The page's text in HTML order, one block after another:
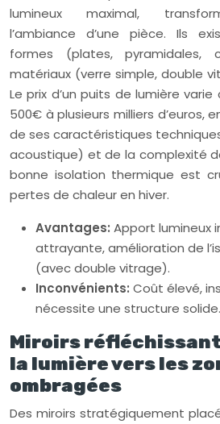
lumineux maximal,
l’ambiance d’une pièce. Ils
formes (plates, pyramidales,
matériaux (verre simple, double
Le prix d’un puits de lumière
500€ à plusieurs milliers d’euros,
de ses caractéristiques
acoustique) et de la complexité
bonne isolation thermique est
pertes de chaleur en hiver.
Avantages: Apport lumineux
attrayante, amélioration de
(avec double vitrage).
Inconvénients: Coût élevé,
nécessite une structure solide.
Miroirs
la lumière vers les
ombragées
Des miroirs stratégiquement